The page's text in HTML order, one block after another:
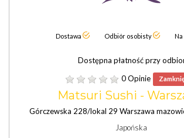
Dostawa Odbiór osobisty
Dostępna płatność przy
0 Opinie
Matsuri Sushi -
Górczewska 228/lokal 29 Warszawa
Japońska